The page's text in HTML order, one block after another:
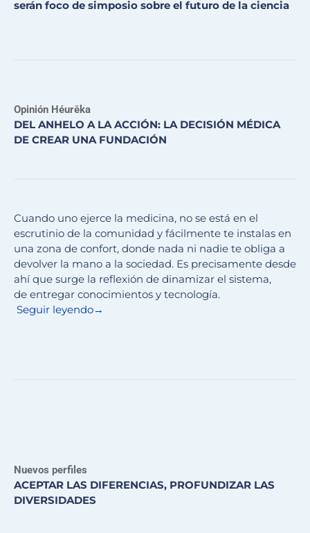
serán foco de simposio sobre el futuro de la ciencia
Opinión Héurēka
DEL ANHELO A LA ACCIÓN: LA DECISIÓN MÉDICA
DE CREAR UNA FUNDACIÓN
Cuando uno ejerce la medicina, no se está en el
escrutinio de la comunidad y fácilmente te instalas en
una zona de confort, donde nada ni nadie te obliga a
devolver la mano a la sociedad. Es precisamente desde
ahí que surge la reflexión de dinamizar el sistema,
de entregar conocimientos y tecnología.
Seguir leyendo→
Nuevos perfiles
ACEPTAR LAS DIFERENCIAS, PROFUNDIZAR LAS
DIVERSIDADES